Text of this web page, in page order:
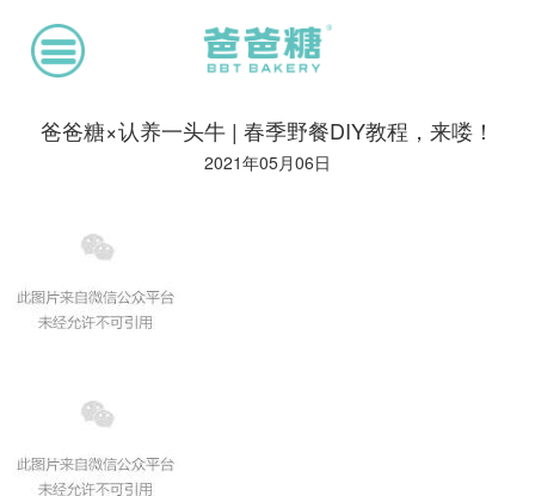
爸爸糖×认养一头牛 | 春季野餐DIY教程，来喽！
2021年05月06日